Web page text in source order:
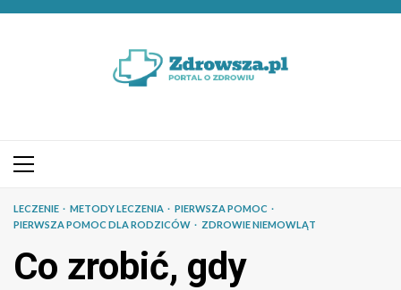
Przejdź
Menu
LECZENIE METODY LECZENIA
PIERWSZA POMOC
PIERWSZA POMOC DLA RODZICÓW
ZDROWIE NIEMOWLĄT
Co zrobić, gdy